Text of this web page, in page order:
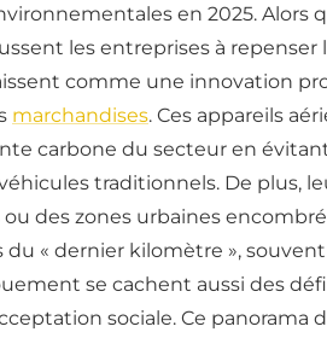
en 2025. Alors
les entreprises à repenser
comme une innovation
marchandises. Ces appareils
carbone du secteur en
traditionnels. De plus,
ou des zones urbaines
du « dernier kilomètre »,
se cachent aussi des
sociale. Ce panorama